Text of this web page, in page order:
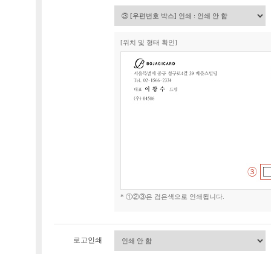
[위치 및 형태 확인]
* ①②③은 검은색으로 인쇄됩니다.
로고인쇄